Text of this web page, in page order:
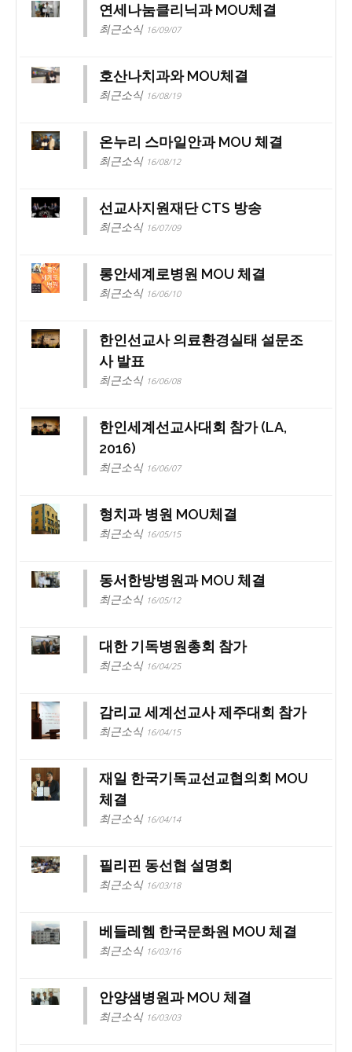
연세나눔클리닉과 MOU체결
최근소식 16/09/07
호산나치과와 MOU체결
최근소식 16/08/19
온누리 스마일안과 MOU 체결
최근소식 16/08/12
선교사지원재단 CTS 방송
최근소식 16/07/09
롱안세계로병원 MOU 체결
최근소식 16/06/10
한인선교사 의료환경실태 설문조
사 발표
최근소식 16/06/08
한인세계선교사대회 참가 (LA,
2016)
최근소식 16/06/07
형치과 병원 MOU체결
최근소식 16/05/15
동서한방병원과 MOU 체결
최근소식 16/05/12
대한 기독병원총회 참가
최근소식 16/04/25
감리교 세계선교사 제주대회 참가
최근소식 16/04/15
재일 한국기독교선교협의회 MOU
체결
최근소식 16/04/14
필리핀 동선협 설명회
최근소식 16/03/18
베들레헴 한국문화원 MOU 체결
최근소식 16/03/16
안양샘병원과 MOU 체결
최근소식 16/03/03